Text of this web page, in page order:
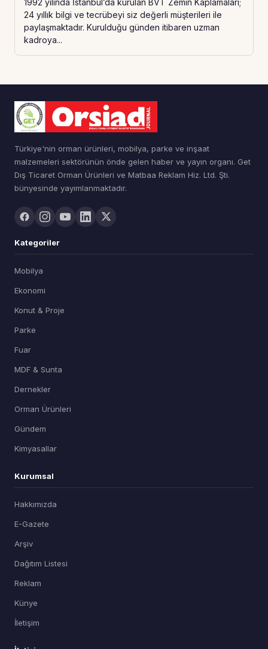
24 yıllık bilgi ve tecrübeyi siz değerli müşterileri ile
paylaşmaktadır. Kurulduğu günden itibaren uzman
kadroya...
Türkiye'nin orman ürünleri, mobilya, parke ve inşaat
malzemeleri sektörünün önde gelen haber ve yayın organı. Get
Dış Ticaret Orman Ürünleri ve Matbaa Reklam Hiz. Ltd. Şti.
bünyesinde yayımlanmaktadır.
Kategoriler
Mobilya
Ekonomi
Konut & Proje
Parke
Fuar
MDF & Sunta
Dernekler
Orman Ürünleri
Gündem
Kimyasallar
Kurumsal
Hakkımızda
E-Gazete
Arşiv
Dağıtım Listesi
Reklam
Künye
İletişim